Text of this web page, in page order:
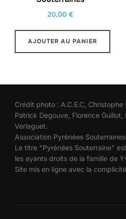
20,00 €
AJOUTER AU PANIER
Crédit photo : A.C.E.C, Christophe
Patrick Degouve, Florence
Verlaguet.
Association Pyrénées
Le titre "Pyrénées Souterraine"
les ayants droits de la famille de
Site mis en ligne avec la